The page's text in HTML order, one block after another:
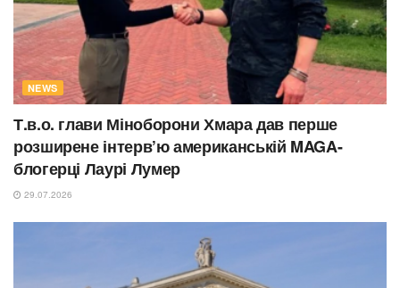
NEWS
Т.в.о. глави Міноборони Хмара дав перше
розширене інтерв’ю американській MAGA-
блогерці Лаурі Лумер
29.07.2026